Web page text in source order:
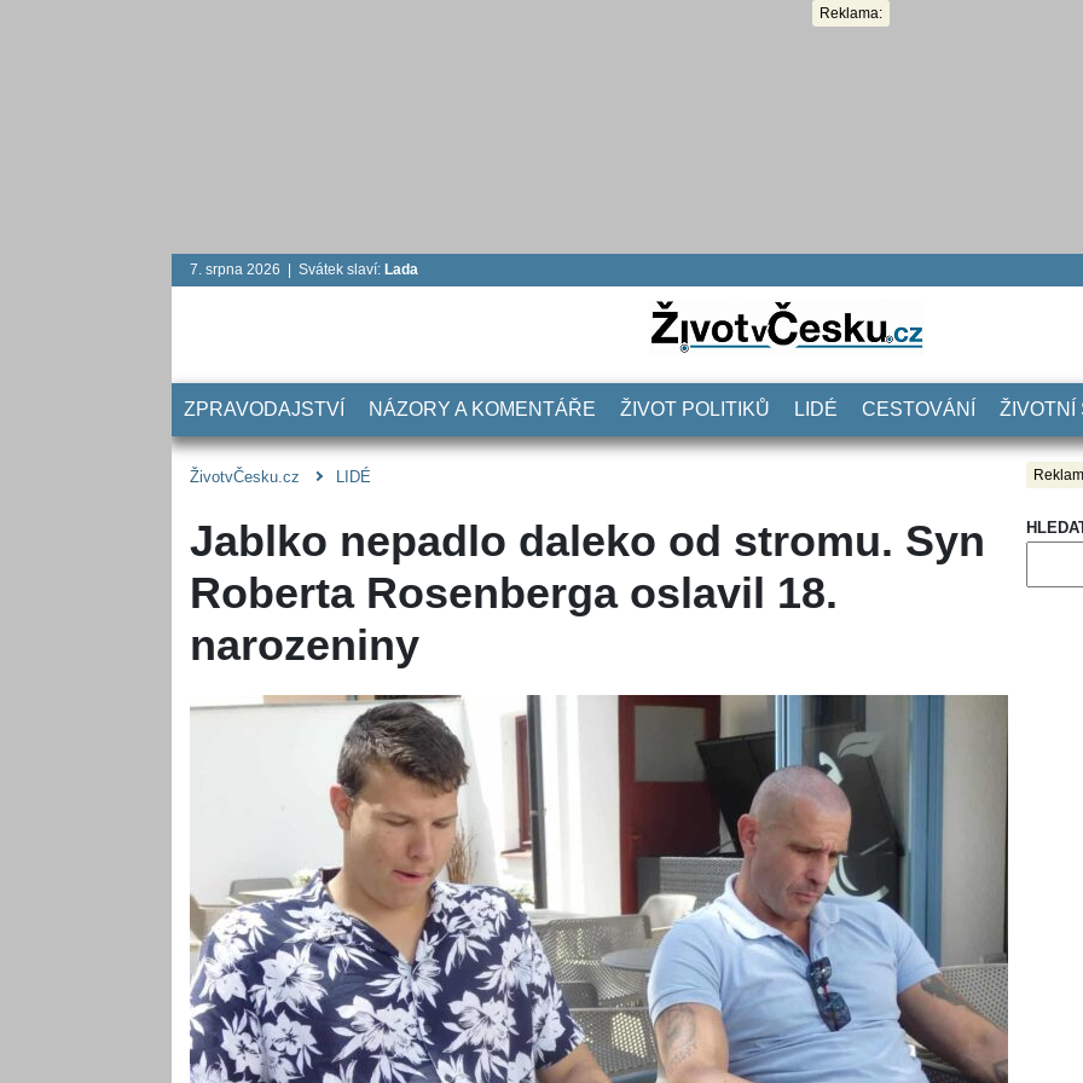
Reklama:
7. srpna 2026 | Svátek slaví: Lada
ZPRAVODAJSTVÍ NÁZORY A KOMENTÁŘE ŽIVOT POLITIKŮ LIDÉ CESTOVÁNÍ ŽIVOTNÍ
ŽivotvČesku.cz LIDÉ
Jablko nepadlo daleko od stromu. Syn
Roberta Rosenberga oslavil 18.
narozeniny